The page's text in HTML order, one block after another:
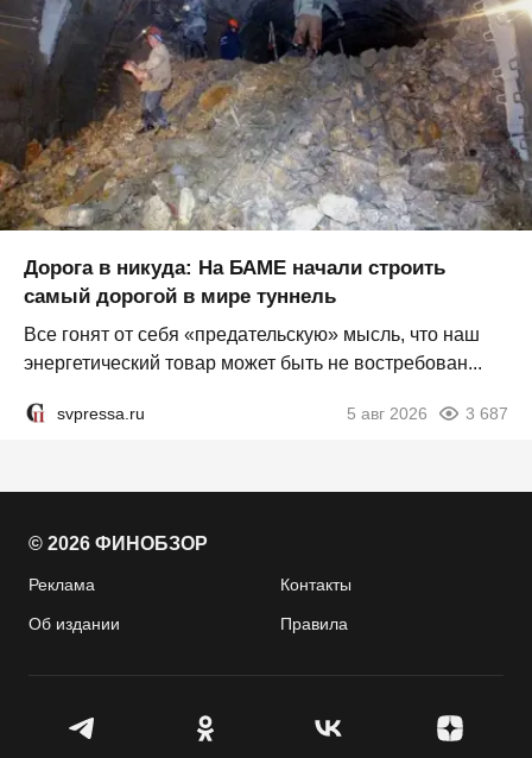
Дорога в никуда: На БАМЕ начали строить
самый дорогой в мире туннель
Все гонят от себя «предательскую» мысль, что наш
энергетический товар может быть не востребован...
svpressa.ru 5 авг 2026 3 687
© 2026 ФИНОБЗОР
Реклама Контакты
Об издании Правила